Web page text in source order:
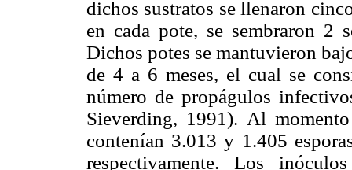
dichos sustratos se llenaron
en cada pote, se sembraron 2
Dichos potes se mantuvieron
de 4 a 6 meses, el cual se
número de propágulos
Sieverding, 1991). Al
contenían 3.013 y 1.405
respectivamente. Los